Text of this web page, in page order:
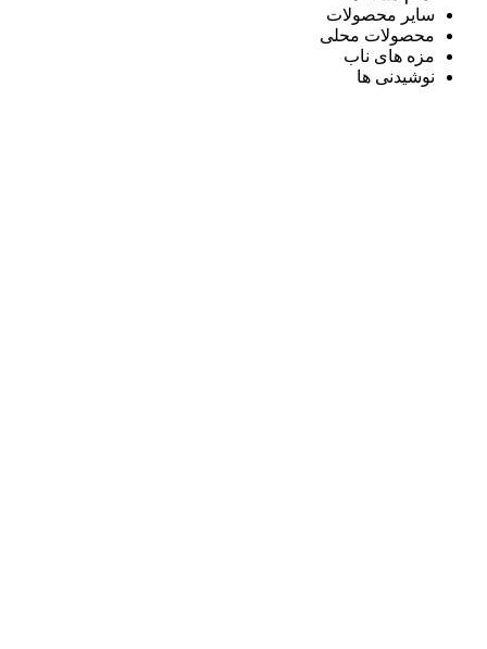
سایر محصولات
محصولات محلی
مزه های ناب
نوشیدنی ها